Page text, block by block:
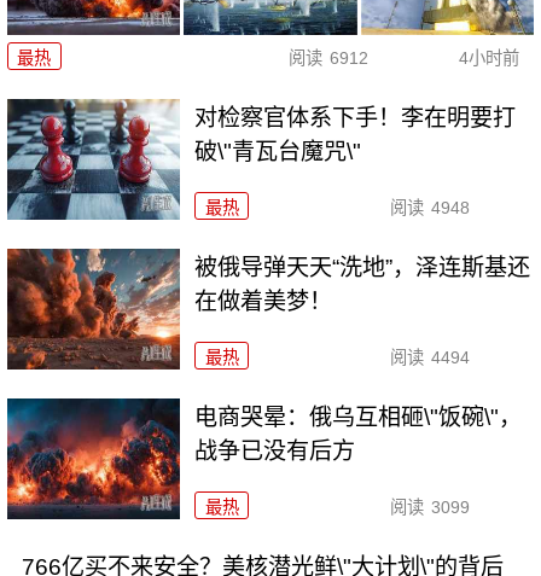
最热 阅读 6912 4小时前
对检察官体系下手！李在明要打
破\"青瓦台魔咒\"
最热 阅读 4948
被俄导弹天天“洗地”，泽连斯基还
在做着美梦！
最热 阅读 4494
电商哭晕：俄乌互相砸\"饭碗\"，
战争已没有后方
最热 阅读 3099
766亿买不来安全？美核潜光鲜\"大计划\"的背后